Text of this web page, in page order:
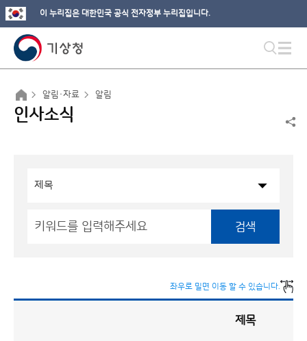
이 누리집은 대한민국 공식 전자정부 누리집입니다.
알림·자료 알림
인사소식
검색
좌우로 밀면 이동 할 수 있습니다.
제목